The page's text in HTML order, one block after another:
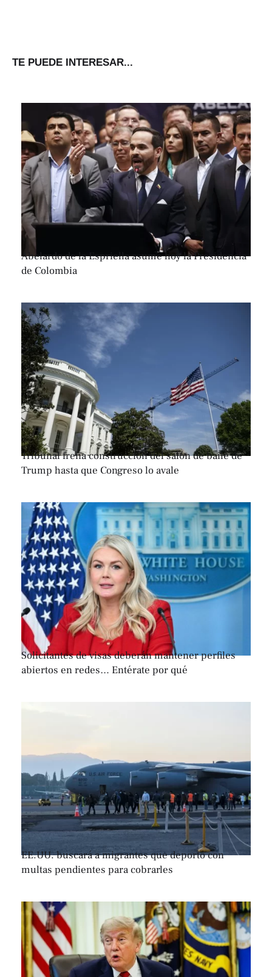
TE PUEDE INTERESAR...
Abelardo de la Espriella asume hoy la Presidencia
de Colombia
Tribunal frena construcción del salón de baile de
Trump hasta que Congreso lo avale
Solicitantes de visas deberán mantener perfiles
abiertos en redes… Entérate por qué
EE.UU. buscará a migrantes que deportó con
multas pendientes para cobrarles